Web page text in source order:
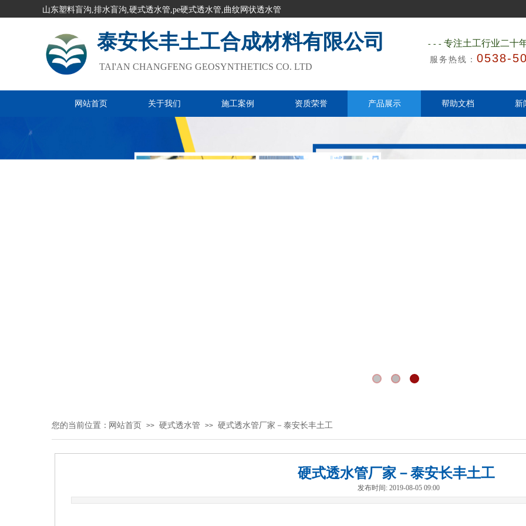
山东塑料盲沟,排水盲沟,硬式透水管,pe硬式透水管,曲纹网状透水管
泰安长丰土工合成材料有限公司 --- 专注土工行业二十
服务热线： 0538-
TAI'AN CHANGFENG GEOSYNTHETICS CO. LTD
网站首页 关于我们 施工案例 资质荣誉 产品展示 帮助文档 新
您的当前位置： 网站首页 >> 硬式透水管 >> 硬式透水管厂家－泰安长丰土工
硬式透水管厂家－泰安长丰土工
发布时间: 2019-08-05 09:00